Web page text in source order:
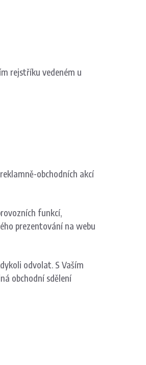
rejstříku vedeném u
obchodních akcí
funkcí,
prezentování na webu
odvolat. S Vaším
obchodní sdělení